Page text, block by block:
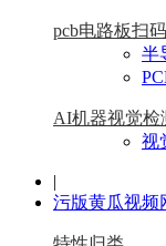
pcb电路板扫码
半
AI机器视觉检
视
|
污版黄瓜视频